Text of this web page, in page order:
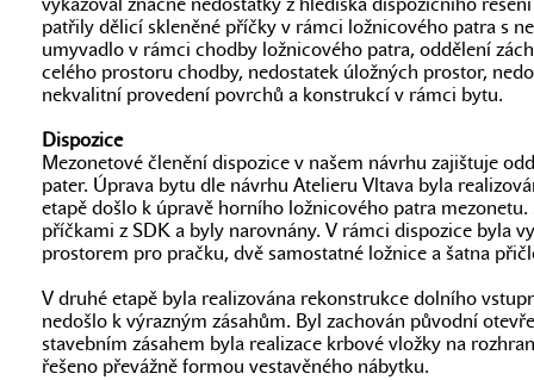
patřily dělicí skleněné příčky v rámci ložnicového patra s
umyvadlo v rámci chodby ložnicového patra, oddělení
celého prostoru chodby, nedostatek úložných prostor,
nekvalitní provedení povrchů a konstrukcí v rámci bytu.
Dispozice
Mezonetové členění dispozice v našem návrhu zajištuje
pater. Úprava bytu dle návrhu Atelieru Vltava byla
etapě došlo k úpravě horního ložnicového patra
příčkami z SDK a byly narovnány. V rámci dispozice byla
prostorem pro pračku, dvě samostatné ložnice a šatna
V druhé etapě byla realizována rekonstrukce dolního
nedošlo k výrazným zásahům. Byl zachován původní
stavebním zásahem byla realizace krbové vložky na
řešeno převážně formou vestavěného nábytku.